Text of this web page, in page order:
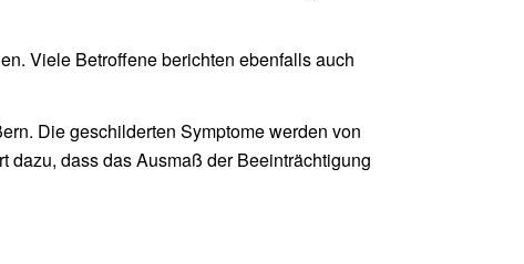
Viele Betroffene berichten ebenfalls auch
Die geschilderten Symptome werden von
dazu, dass das Ausmaß der Beeinträchtigung